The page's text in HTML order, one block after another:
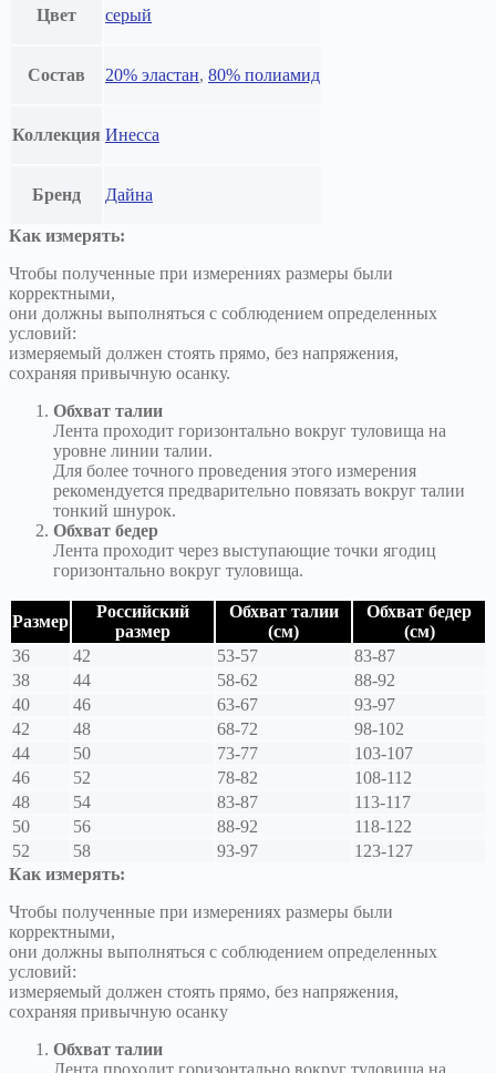
Цвет серый
Состав 20% эластан, 80% полиамид
Коллекция Инесса
Бренд Дайна
Как измерять:
Чтобы полученные при измерениях размеры были
корректными,
они должны выполняться с соблюдением определенных
условий:
измеряемый должен стоять прямо, без напряжения,
сохраняя привычную осанку.
Обхват талии
Лента проходит горизонтально вокруг туловища на
уровне линии талии.
Для более точного проведения этого измерения
рекомендуется предварительно повязать вокруг талии
тонкий шнурок.
Обхват бедер
Лента проходит через выступающие точки ягодиц
горизонтально вокруг туловища.
Размер
Российский
размер
Обхват талии
(см)
Обхват бедер
(см)
36
42 53-57
83-87
38
44 58-62
88-92
40
46 63-67
93-97
42
48 68-72
98-102
44
50 73-77
103-107
46
52 78-82
108-112
48
54 83-87
113-117
50
56 88-92
118-122
52
58 93-97
123-127
Как измерять:
Чтобы полученные при измерениях размеры были
корректными,
они должны выполняться с соблюдением определенных
условий:
измеряемый должен стоять прямо, без напряжения,
сохраняя привычную осанку
Обхват талии